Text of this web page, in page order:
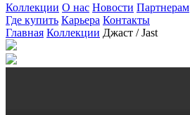
Коллекции О нас Новости Партнерам
Где купить Карьера Контакты
Главная Коллекции Джаст / Jast